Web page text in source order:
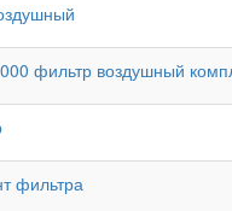
фильтр воздушный
фильтра